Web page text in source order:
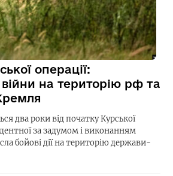
операції:
на територію рф та
два роки від початку Курської
за задумом і виконанням
бойові дії на територію держави-